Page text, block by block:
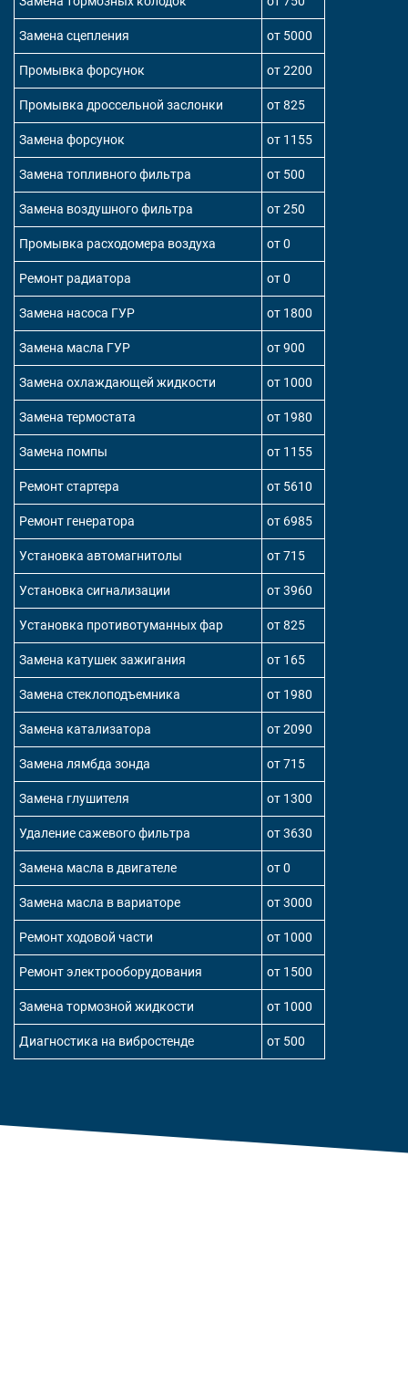
Замена сцепления от 5000
Промывка форсунок от 2200
Промывка дроссельной заслонки от 825
Замена форсунок от 1155
Замена топливного фильтра от 500
Замена воздушного фильтра от 250
Промывка расходомера воздуха от 0
Ремонт радиатора от 0
Замена насоса ГУР от 1800
Замена масла ГУР от 900
Замена охлаждающей жидкости от 1000
Замена термостата от 1980
Замена помпы от 1155
Ремонт стартера от 5610
Ремонт генератора от 6985
Установка автомагнитолы от 715
Установка сигнализации от 3960
Установка противотуманных фар от 825
Замена катушек зажигания от 165
Замена стеклоподъемника от 1980
Замена катализатора от 2090
Замена лямбда зонда от 715
Замена глушителя от 1300
Удаление сажевого фильтра от 3630
Замена масла в двигателе от 0
Замена масла в вариаторе от 3000
Ремонт ходовой части от 1000
Ремонт электрооборудования от 1500
Замена тормозной жидкости от 1000
Диагностика на вибростенде от 500